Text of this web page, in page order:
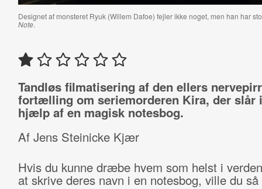
Designet af monsteret Ryuk (Willem Dafoe) fejler ikke noget, men han har
Note.
Tandløs filmatisering af den ellers
fortælling om seriemorderen Kira, der slår
hjælp af en magisk notesbog.
Af Jens Steinicke Kjær
Hvis du kunne dræbe hvem som helst i
at skrive deres navn i en notesbog, ville du